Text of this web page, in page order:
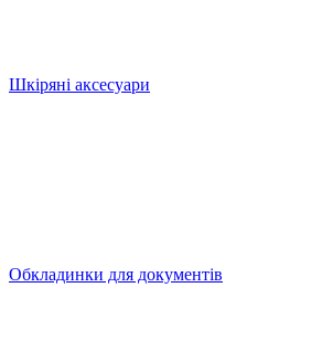
Шкіряні аксесуари
Обкладинки для документів